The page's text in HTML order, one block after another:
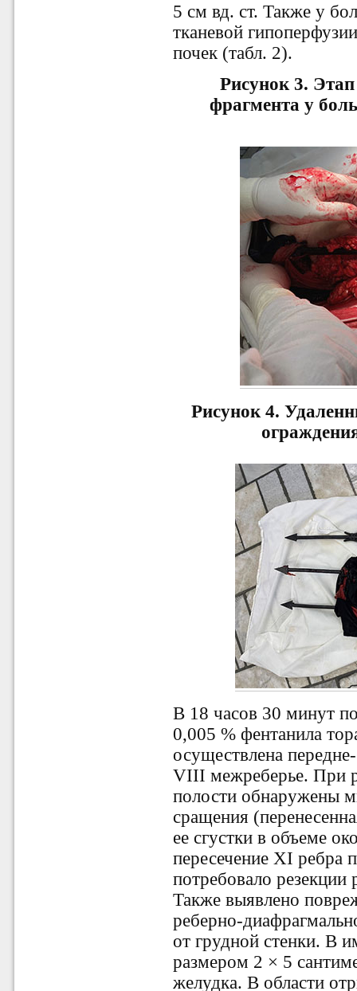
5 см вд. ст. Также у
тканевой
почек (табл. 2).
Рисунок 3. Этап
фрагмента у
Рисунок 4.
В 18 часов 30 минут
0,005 % фентанила
осуществлена
VIII межреберье. При
полости обнаружены
сращения
ее сгустки в объеме
пересечение XI ребра
потребовало резекции
Также выявлено
реберно-
от грудной стенки. В
размером 2 × 5
желудка. В области